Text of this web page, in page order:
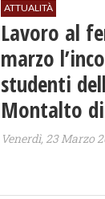
ATTUALITÀ
Lavoro al
marzo
studenti
Montalto
Venerdì, 23 Marzo